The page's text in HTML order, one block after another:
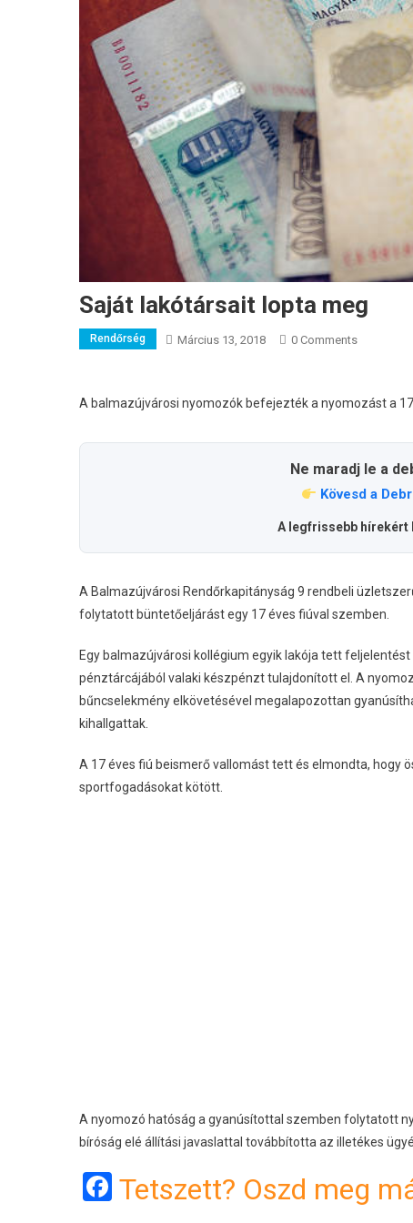
Saját lakótársait lopta meg
Rendőrség Március 13, 2018 0 Comments
A balmazújvárosi nyomozók befejezték a nyomozást a
Ne maradj le a
Kövesd a
A legfrissebb hírekért
A Balmazújvárosi Rendőrkapitányság 9 rendbeli
folytatott büntetőeljárást egy 17 éves fiúval szemben.
Egy balmazújvárosi kollégium egyik lakója tett
pénztárcájából valaki készpénzt tulajdonított el. A
bűncselekmény elkövetésével megalapozottan
kihallgattak.
A 17 éves fiú beismerő vallomást tett és elmondta, hogy
sportfogadásokat kötött.
A nyomozó hatóság a gyanúsítottal szemben folytatott
bíróság elé állítási javaslattal továbbította az illetékes
Facebook
Tetszett? Oszd meg